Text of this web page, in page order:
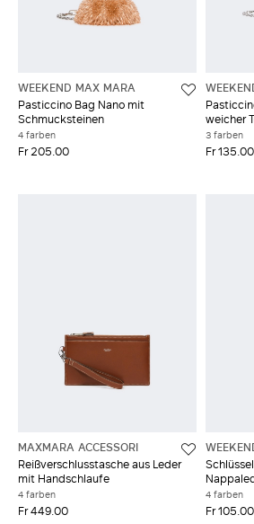
WEEKEND MAX MARA
Pasticcino Bag Nano mit
Schmucksteinen
4 farben
Fr 205.00
weicher
3 farben
Fr 135.00
MAXMARA ACCESSORI
Reißverschlusstasche aus Leder
mit Handschlaufe
4 farben
Fr 449.00
4 farben
Fr 105.00